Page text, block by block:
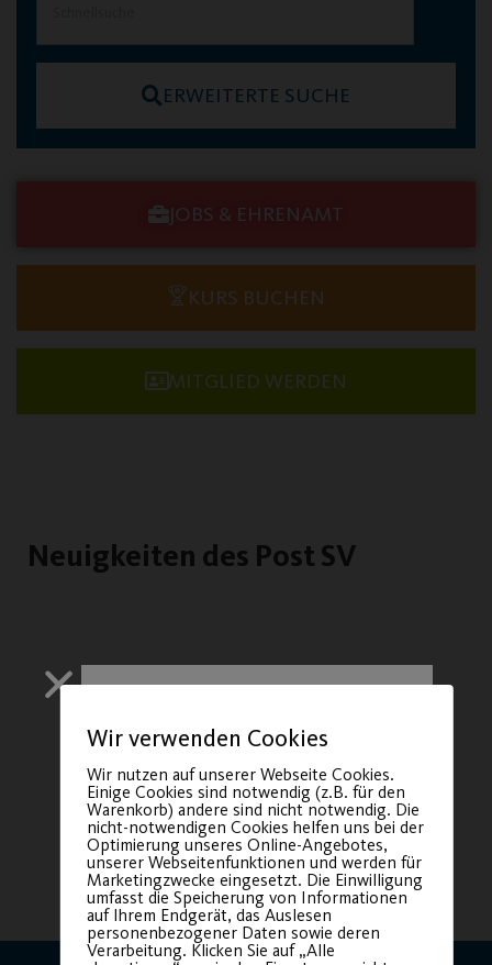
ERWEITERTE SUCHE
JOBS & EHRENAMT
KURS BUCHEN
MITGLIED WERDEN
Neuigkeiten des Post SV
Wir verwenden Cookies
Wir nutzen auf unserer Webseite Cookies.
Einige Cookies sind notwendig (z.B. für den
Warenkorb) andere sind nicht notwendig. Die
nicht-notwendigen Cookies helfen uns bei der
Optimierung unseres Online-Angebotes,
unserer Webseitenfunktionen und werden für
Marketingzwecke eingesetzt. Die Einwilligung
umfasst die Speicherung von Informationen
auf Ihrem Endgerät, das Auslesen
personenbezogener Daten sowie deren
Verarbeitung. Klicken Sie auf „Alle
Sichere dir